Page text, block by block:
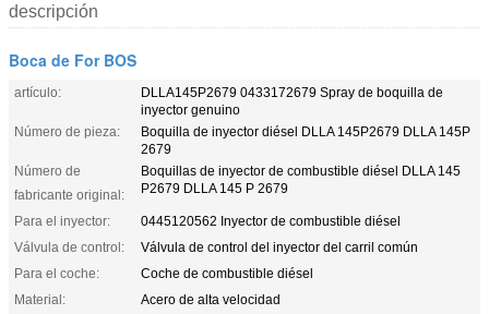
descripción
Boca de For BOS
artículo:
DLLA145P2679 0433172679 Spray de boquilla de
inyector genuino
Número de pieza:
Boquilla de inyector diésel DLLA 145P2679 DLLA 145P
2679
Número de
fabricante original:
Boquillas de inyector de combustible diésel DLLA 145
P2679 DLLA 145 P 2679
Para el inyector:
0445120562 Inyector de combustible diésel
Válvula de control:
Válvula de control del inyector del carril común
Para el coche:
Coche de combustible diésel
Material:
Acero de alta velocidad